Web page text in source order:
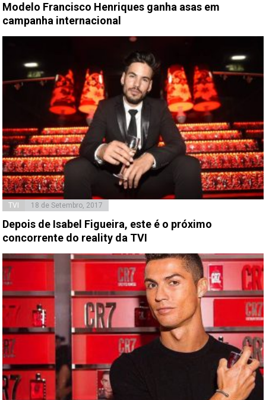
Modelo Francisco Henriques ganha asas em
campanha internacional
TVI 18 de Setembro, 2017
Depois de Isabel Figueira, este é o próximo
concorrente do reality da TVI